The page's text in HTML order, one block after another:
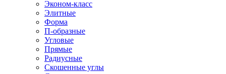
Эконом-класс
Элитные
Форма
П-образные
Угловые
Прямые
Радиусные
Скошенные углы